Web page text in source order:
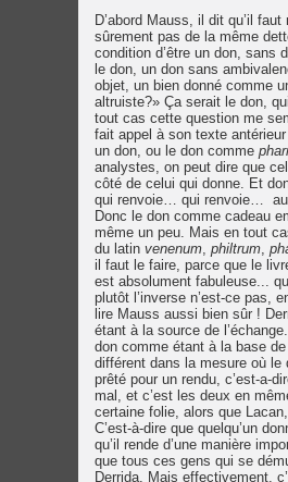
D’abord Mauss, il dit qu’il
sûrement pas de la même
condition d’être un don, sans
le don, un don sans
objet, un bien donné comme
altruiste?» Ça serait le don,
tout cas cette question me
fait appel à son texte
un don, ou le don comme
analystes, on peut dire que
côté de celui qui donne. Et
qui renvoie… qui renvoie… au
Donc le don comme cadeau
même un peu. Mais en tout
du latin venenum, philtrum,
il faut le faire, parce que le
est absolument fabuleuse...
plutôt l’inverse n’est-ce pas,
lire Mauss aussi bien sûr !
étant à la source de
don comme étant à la base de
différent dans la mesure où le
prêté pour un rendu, c’est-a-
mal, et c’est les deux en
certaine folie, alors que
C’est-à-dire que quelqu’un
qu’il rende d’une manière
que tous ces gens qui se
Derrida. Mais effectivement,